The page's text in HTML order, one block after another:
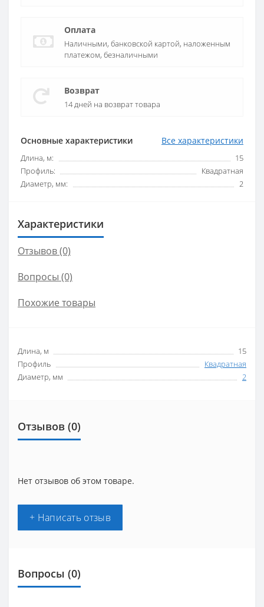
Основные характеристики Все характеристики
Длина, м:
15
Профиль:
Квадратная
Диаметр, мм:
2
Оплата
Наличными, банковской картой, наложенным
платежом, безналичными
Возврат
14 дней на возврат товара
Характеристики
Отзывов (0)
Вопросы (0)
Похожие товары
Длина, м
15
Профиль
Квадратная
Диаметр, мм
2
Отзывов (0)
Нет отзывов об этом товаре.
+ Написать отзыв
Вопросы (0)